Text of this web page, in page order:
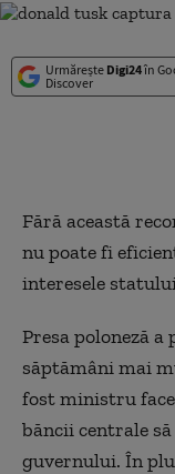
Urmărește Digi24în
Discover
Fără această
nu poate fi
interesele
Presa poloneză
săptămâni mai
fost ministru
băncii centrale
guvernului. În